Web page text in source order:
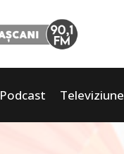
Podcast Televiziune